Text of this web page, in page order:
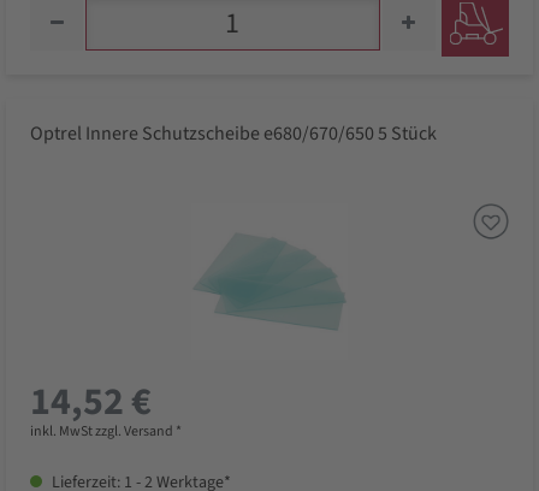
Optrel Innere Schutzscheibe e680/670/650 5 Stück
14,52 €
inkl. MwSt zzgl. Versand *
Lieferzeit: 1 - 2 Werktage*